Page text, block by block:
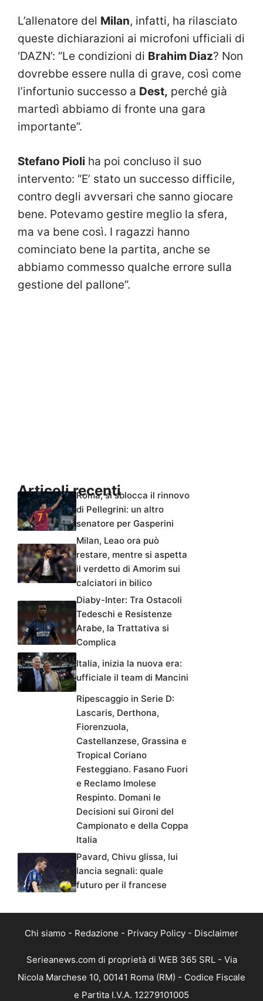
L’allenatore del Milan, infatti, ha rilasciato
queste dichiarazioni ai microfoni ufficiali di
‘DAZN’: “Le condizioni di Brahim Diaz? Non
dovrebbe essere nulla di grave, così come
l’infortunio successo a Dest, perché già
martedì abbiamo di fronte una gara
importante”.
Stefano Pioli ha poi concluso il suo
intervento: “E’ stato un successo difficile,
contro degli avversari che sanno giocare
bene. Potevamo gestire meglio la sfera,
ma va bene così. I ragazzi hanno
cominciato bene la partita, anche se
abbiamo commesso qualche errore sulla
gestione del pallone”.
Articoli recentiRoma, si sblocca il rinnovo
di Pellegrini: un altro
senatore per Gasperini
Milan, Leao ora può
restare, mentre si aspetta
il verdetto di Amorim sui
calciatori in bilico
Diaby-Inter: Tra Ostacoli
Tedeschi e Resistenze
Arabe, la Trattativa si
Complica
Italia, inizia la nuova era:
ufficiale il team di Mancini
Ripescaggio in Serie D:
Lascaris, Derthona,
Fiorenzuola,
Castellanzese, Grassina e
Tropical Coriano
Festeggiano. Fasano Fuori
e Reclamo Imolese
Respinto. Domani le
Decisioni sui Gironi del
Campionato e della Coppa
Italia
Pavard, Chivu glissa, lui
lancia segnali: quale
futuro per il francese
Chi siamo - Redazione - Privacy Policy - Disclaimer
Serieanews.com di proprietà di WEB 365 SRL - Via
Nicola Marchese 10, 00141 Roma (RM) - Codice Fiscale
e Partita I.V.A. 12279101005